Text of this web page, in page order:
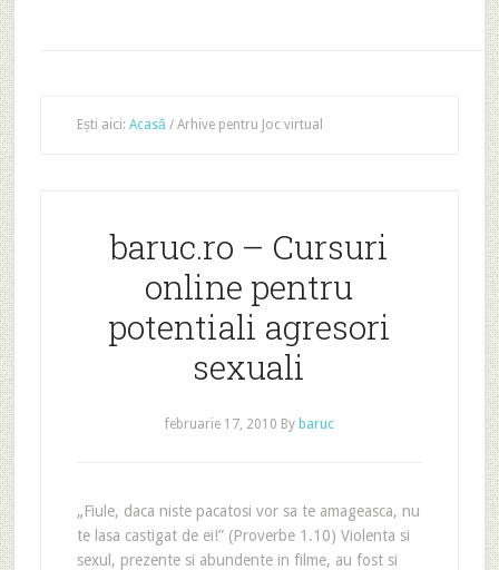
Ești aici: Acasă /Arhive pentru Joc virtual
baruc.ro – Cursuri
online pentru
potentiali agresori
sexuali
februarie 17, 2010 By baruc
„Fiule, daca niste pacatosi vor sa te amageasca, nu
te lasa castigat de ei!” (Proverbe 1.10) Violenta si
sexul, prezente si abundente in filme, au fost si